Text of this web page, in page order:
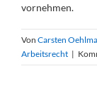
vornehmen.
Von Carsten
Arbeitsrecht |